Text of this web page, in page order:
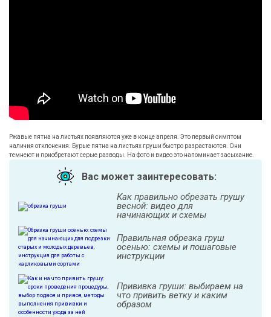
Ржавые пятна на листьях появляются уже в конце апреля. Это первый симптом
наличия отклонения. Бурые пятна на листьях груши быстро разрастаются. Они
темнеют и приобретают серые разводы. На фото и видео это напоминает засыхание.
Вас может заинтересовать:
Как правильно обрезать грушу
весной: видео для
начинающих и схемы
Правильная обрезка груш
осенью: схемы и пошаговые
инструкции
Прививка груши: выбираем на
что привить ветку и каким
образом